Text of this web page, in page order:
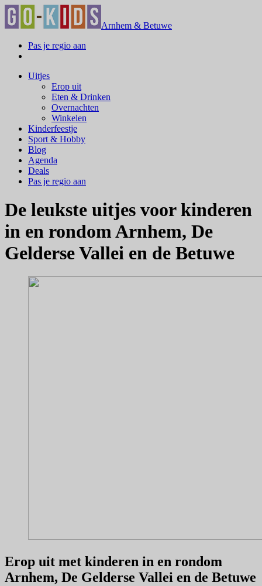
Arnhem & Betuwe
Pas je regio aan
Uitjes
Erop uit
Eten & Drinken
Overnachten
Winkelen
Kinderfeestje
Sport & Hobby
Blog
Agenda
Deals
Pas je regio aan
De leukste uitjes voor kinderen
in en rondom Arnhem, De
Gelderse Vallei en de Betuwe
Erop uit met kinderen in en rondom
Arnhem, De Gelderse Vallei en de Betuwe